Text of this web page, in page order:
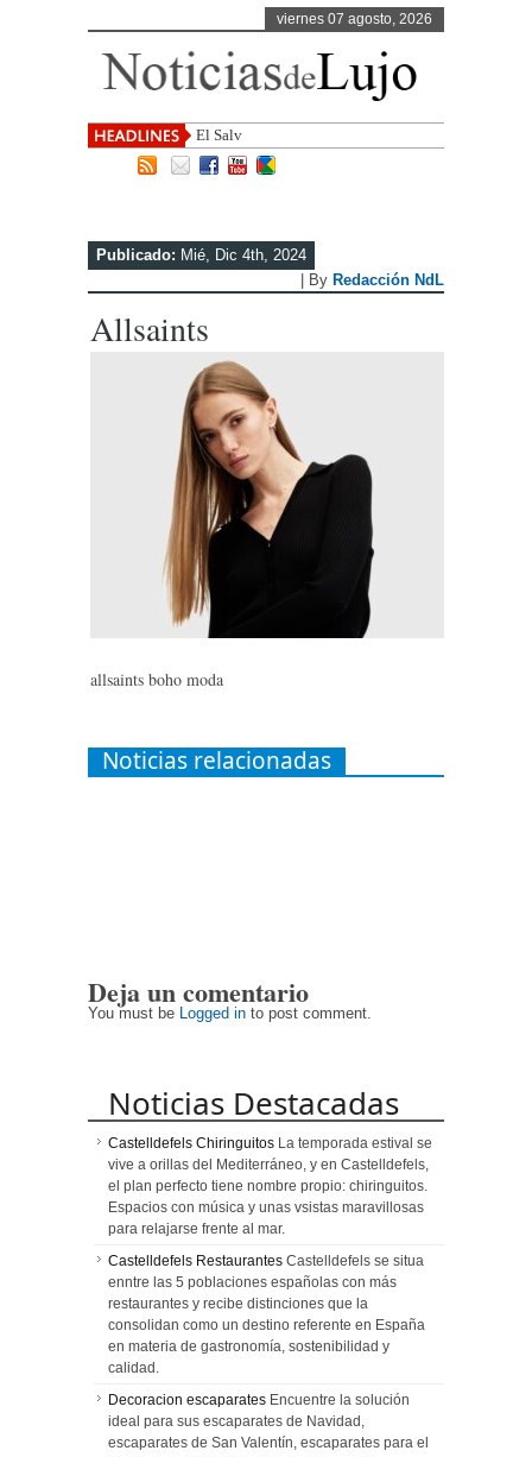
viernes 07 agosto, 2026
El Salvador, uno de los destin
Publicado: Mié, Dic 4th, 2024
| By Redacción NdL
Allsaints
allsaints boho moda
Noticias relacionadas
Deja un comentario
You must be Logged in to post comment.
Noticias Destacadas
Castelldefels Chiringuitos La temporada estival se
vive a orillas del Mediterráneo, y en Castelldefels,
el plan perfecto tiene nombre propio: chiringuitos.
Espacios con música y unas vsistas maravillosas
para relajarse frente al mar.
Castelldefels Restaurantes Castelldefels se situa
enntre las 5 poblaciones españolas con más
restaurantes y recibe distinciones que la
consolidan como un destino referente en España
en materia de gastronomía, sostenibilidad y
calidad.
Decoracion escaparates Encuentre la solución
ideal para sus escaparates de Navidad,
escaparates de San Valentín, escaparates para el